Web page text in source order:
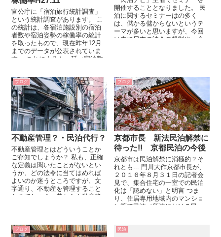
官公庁に「宿泊旅行統計調査」
という統計調査があります。 こ
の統計は、各宿泊施設別の宿泊
者数や宿泊姿勢の稼働率の統計
を取ったもので、現在昨年12月
までのデータが公表されていま
す。 これによると、延べ宿泊数
開催することとなりました。 民
泊に関するセミナーはの多く
は、儲かる儲からないというテ
ーマが多いと思いますが、今回
は主に日本の法令の規制や、今
ブログ
不動産管理？・民泊代行？
不動産管理とはどういうことか
ご存知でしょうか？ 私も、正確
な定義は聞いたことがないとい
うか、どの法令に当てはめれば
よいのか迷うところですが、文
字通り、不動産を管理すること
なのでしょう。昔から不動産管
ブログ
京都市長 新法民泊解禁に
待った!! 京都民泊の今後
京都市は民泊解禁に消極的？そ
れとも... 門川大作京都市⻑が、
２０１６年８⽉３１⽇の記者会
⾒で、集合住宅の⼀室での民泊
化は「認めない」と明言 つま
り、住居専用地域内のマンショ
ン等で民泊（新法における民
ブログ 民泊